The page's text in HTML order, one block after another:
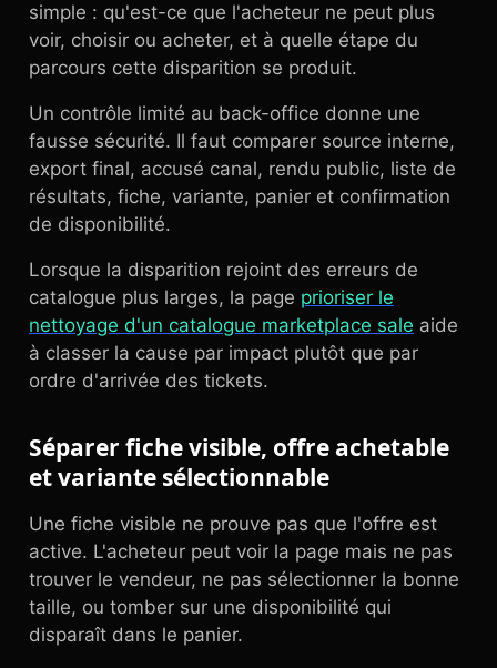
simple : qu'est-ce que l'acheteur ne peut plus
voir, choisir ou acheter, et à quelle étape du
parcours cette disparition se produit.
Un contrôle limité au back-office donne une
fausse sécurité. Il faut comparer source interne,
export final, accusé canal, rendu public, liste de
résultats, fiche, variante, panier et confirmation
de disponibilité.
Lorsque la disparition rejoint des erreurs de
catalogue plus larges, la page prioriser le
nettoyage d'un catalogue marketplace sale aide
à classer la cause par impact plutôt que par
ordre d'arrivée des tickets.
Séparer fiche visible, offre achetable
et variante sélectionnable
Une fiche visible ne prouve pas que l'offre est
active. L'acheteur peut voir la page mais ne pas
trouver le vendeur, ne pas sélectionner la bonne
taille, ou tomber sur une disponibilité qui
disparaît dans le panier.